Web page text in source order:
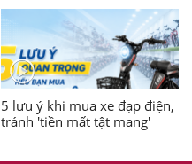
5 lưu ý khi mua xe đạp điện,
tránh 'tiền mất tật mang'